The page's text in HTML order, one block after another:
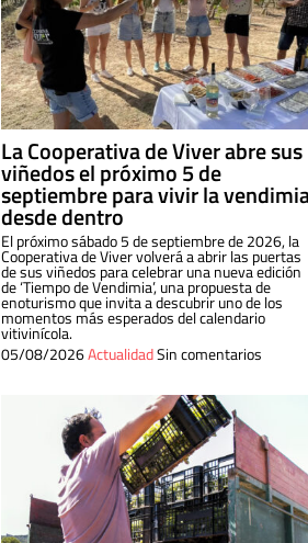
La Cooperativa de Viver abre sus
viñedos el próximo 5 de
septiembre para vivir la
desde dentro
El próximo sábado 5 de septiembre de 2026, la
Cooperativa de Viver volverá a abrir las puertas
de sus viñedos para celebrar una nueva edición
de ‘Tiempo de Vendimia’, una propuesta de
enoturismo que invita a descubrir uno de los
momentos más esperados del calendario
vitivinícola.
05/08/2026ActualidadSin comentarios